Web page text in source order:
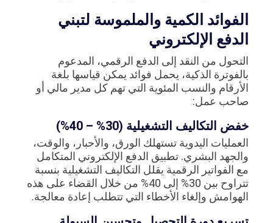
الفوائد الكمية والملموسة لتبني
الدفع الإلكتروني
التحول من النقد إلى الدفع الرقمي، المدعوم
بالفوترة الذكية، يحمل فوائد يمكن قياسها بلغة
الأرقام والنسب المئوية التي تهم كل مدير مالي أو
صاحب عمل:
خفض التكاليف التشغيلية (30% – 40%)
العمليات اليدوية تستهلك الورق، والأحبار، والوقت،
والجهد البشري. تطبيق الدفع الإلكتروني المتكامل
مع الفواتير الرقمية يقلل التكاليف التشغيلية بنسبة
تتراوح بين 30% إلى 40% من خلال القضاء على هذه
الهوامش وإلغاء الأخطاء التي تتطلب إعادة معالجة.